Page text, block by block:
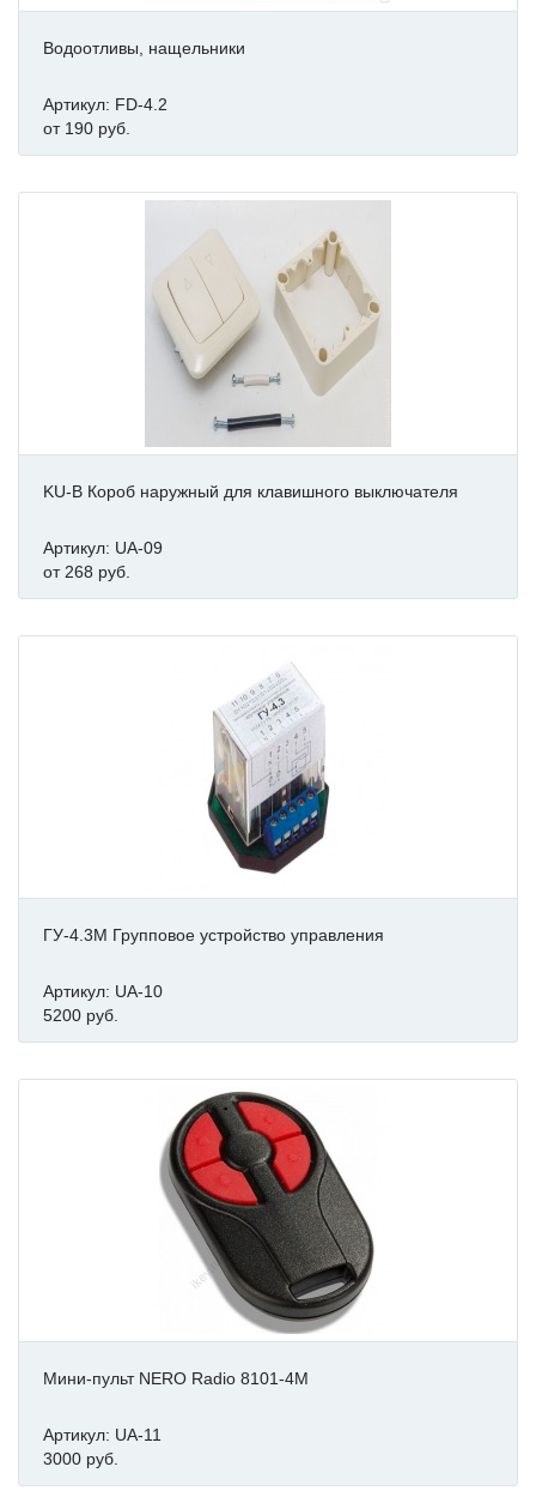
Водоотливы, нащельники
Артикул: FD-4.2
от 190 руб.
KU-B Короб наружный для клавишного выключателя
Артикул: UA-09
от 268 руб.
ГУ-4.3М Групповое устройство управления
Артикул: UA-10
5200 руб.
Мини-пульт NERO Radio 8101-4M
Артикул: UA-11
3000 руб.